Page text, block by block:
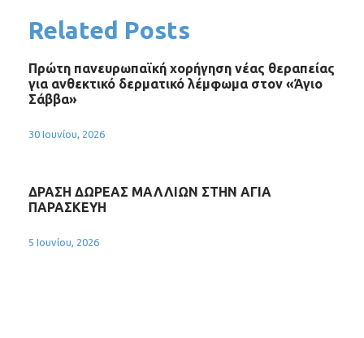
Related Posts
Πρώτη πανευρωπαϊκή χορήγηση νέας θεραπείας
για ανθεκτικό δερματικό λέμφωμα στον «Άγιο
Σάββα»
30 Ιουνίου, 2026
ΔΡΑΣΗ ΔΩΡΕΑΣ ΜΑΛΛΙΩΝ ΣΤΗΝ ΑΓΙΑ
ΠΑΡΑΣΚΕΥΗ
5 Ιουνίου, 2026